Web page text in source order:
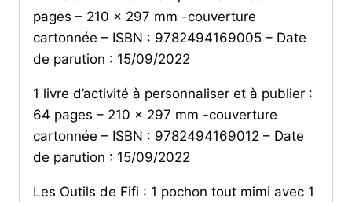
pages – 210 x 297 mm -couverture
cartonnée – ISBN : 9782494169005 – Date
de parution : 15/09/2022
1 livre d’activité à personnaliser et à publier :
64 pages – 210 x 297 mm -couverture
cartonnée – ISBN : 9782494169012 – Date
de parution : 15/09/2022
Les Outils de Fifi : 1 pochon tout mimi avec 1